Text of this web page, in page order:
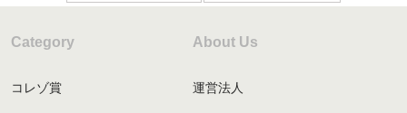
Category
コレゾ賞
About Us
運営法人